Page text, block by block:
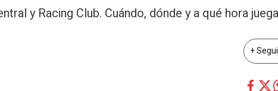
y Racing Club. Cuándo, dónde y a qué hora
+